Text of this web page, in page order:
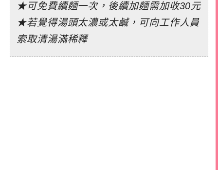
★可免費續麵一次，後續加麵需加收30元
★若覺得湯頭太濃或太鹹，可向工作人員
索取清湯滿稀釋